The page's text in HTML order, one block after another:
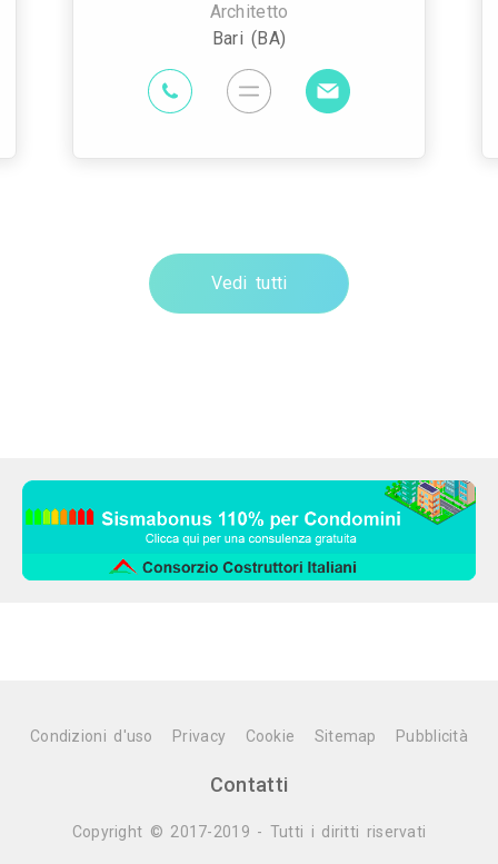
Architetto
Bari (BA)
Vedi tutti
Condizioni d'uso Privacy Cookie Sitemap Pubblicità
Contatti
Copyright © 2017-2019 - Tutti i diritti riservati